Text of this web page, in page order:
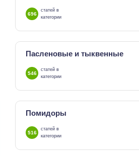
696
статей в
категории
Пасленовые и тыквенные
546
статей в
категории
Помидоры
516
статей в
категории